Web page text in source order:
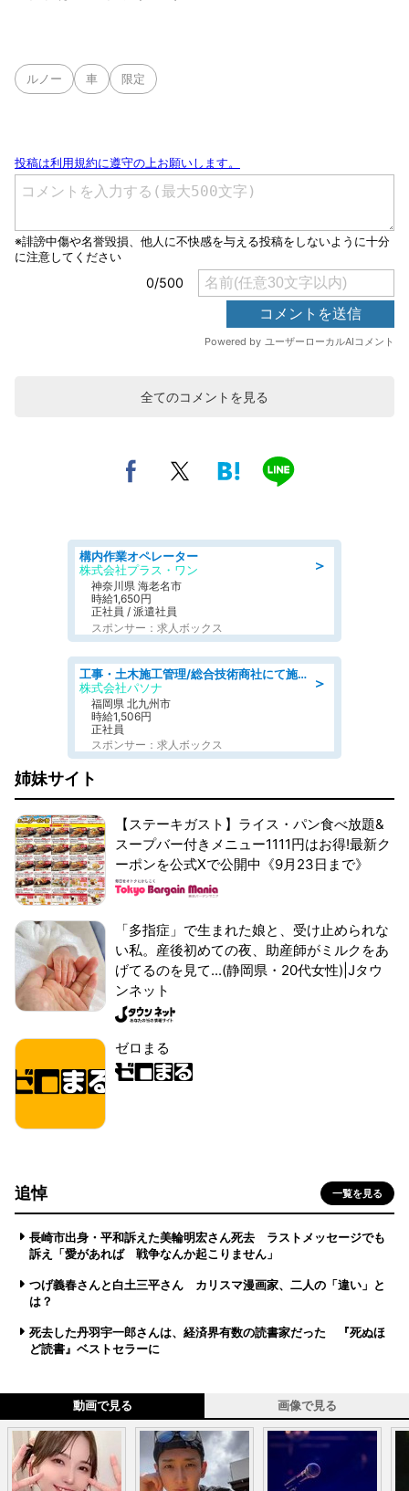
ルノー 車 限定
全てのコメントを見る
＞
構内作業オペレーター
株式会社プラス・ワン
神奈川県 海老名市
時給1,650円
正社員 / 派遣社員
スポンサー：求人ボックス
＞
工事・土木施工管理/総合技術商社にて施工管理のお仕事/即日勤務可/車通勤可/工事・土木施工管理/生産・品質管理
株式会社パソナ
福岡県 北九州市
時給1,506円
正社員
スポンサー：求人ボックス
姉妹サイト
【ステーキガスト】ライス・パン食べ放題&
スープバー付きメニュー1111円はお得!最新ク
ーポンを公式Xで公開中《9月23日まで》
「多指症」で生まれた娘と、受け止められな
い私。産後初めての夜、助産師がミルクをあ
げてるのを見て...(静岡県・20代女性)|Jタウ
ンネット
ゼロまる
追悼 一覧を見る
長崎市出身・平和訴えた美輪明宏さん死去 ラストメッセージでも
訴え「愛があれば 戦争なんか起こりません」
つげ義春さんと白土三平さん カリスマ漫画家、二人の「違い」と
は？
死去した丹羽宇一郎さんは、経済界有数の読書家だった 『死ぬほ
ど読書』ベストセラーに
動画で見る 画像で見る